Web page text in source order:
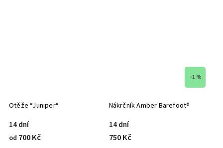
Otěže “Juniper“
14 dní
od 700 Kč
–1 %
Nákrčník Amber Barefoot®
14 dní
750 Kč